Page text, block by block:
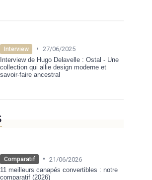
Interview • 27/06/2025
Interview de Hugo Delavelle : Ostal - Une
collection qui allie design moderne et
savoir-faire ancestral
Comparatif • 21/06/2026
11 meilleurs canapés convertibles : notre
comparatif (2026)